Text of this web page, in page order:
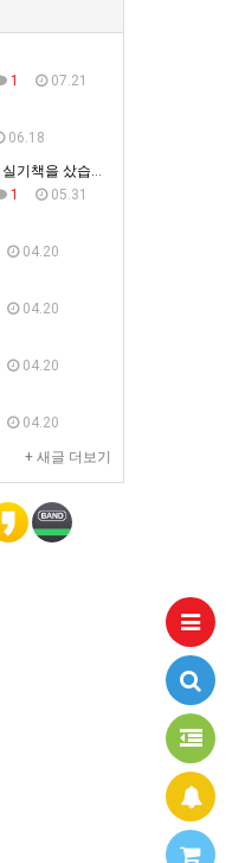
1
07.21
06.18
2026년에 토목기사 실기책을 샀습니다.
1
05.31
04.20
04.20
04.20
04.20
+ 새글 더보기